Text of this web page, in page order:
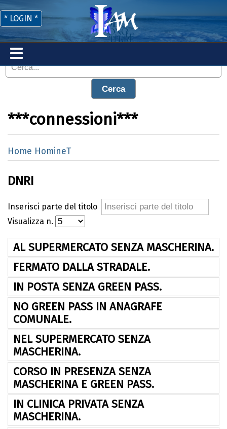
Cerca
* LOGIN *
***connessioni***
Home HomineT
DNRI
Inserisci parte del titolo
Visualizza n.
AL SUPERMERCATO SENZA MASCHERINA.
FERMATO DALLA STRADALE.
IN POSTA SENZA GREEN PASS.
NO GREEN PASS IN ANAGRAFE
COMUNALE.
NEL SUPERMERCATO SENZA
MASCHERINA.
CORSO IN PRESENZA SENZA
MASCHERINA E GREEN PASS.
IN CLINICA PRIVATA SENZA
MASCHERINA.